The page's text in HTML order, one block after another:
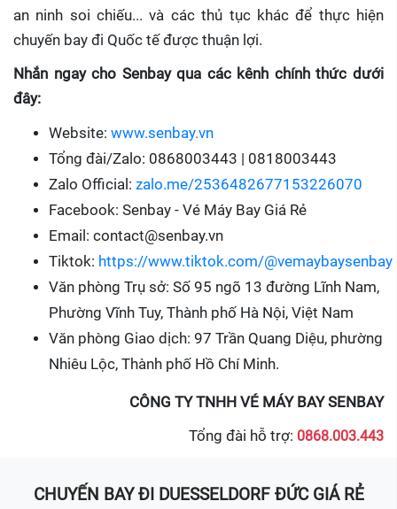
an ninh soi chiếu... và các thủ tục khác để thực hiện
chuyến bay đi Quốc tế được thuận lợi.
Nhắn ngay cho Senbay qua các kênh chính thức dưới
đây:
Website: www.senbay.vn
Tổng đài/Zalo: 0868003443 | 0818003443
Zalo Official: zalo.me/2536482677153226070
Facebook: Senbay - Vé Máy Bay Giá Rẻ
Email: contact@senbay.vn
Tiktok: https://www.tiktok.com/@vemaybaysenbay
Văn phòng Trụ sở: Số 95 ngõ 13 đường Lĩnh Nam,
Phường Vĩnh Tuy, Thành phố Hà Nội, Việt Nam
Văn phòng Giao dịch: 97 Trần Quang Diệu, phường
Nhiêu Lộc, Thành phố Hồ Chí Minh.
CÔNG TY TNHH VÉ MÁY BAY SENBAY
Tổng đài hỗ trợ: 0868.003.443
CHUYẾN BAY ĐI DUESSELDORF ĐỨC GIÁ RẺ